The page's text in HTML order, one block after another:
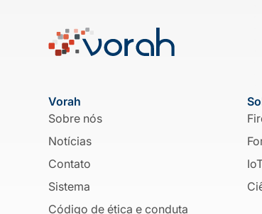
Vorah
Sobre nós
Notícias
Contato
Sistema
Código de ética e conduta